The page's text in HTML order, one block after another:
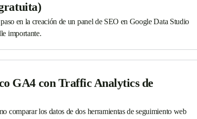
en la creación de un panel de SEO en Google Data Studio
importante.
GA4 con Traffic Analytics de
comparar los datos de dos herramientas de seguimiento web